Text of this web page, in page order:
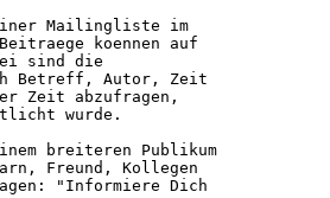
Mailingliste im
koennen auf
sind die
Betreff, Autor, Zeit
Zeit abzufragen,
wurde.
breiteren Publikum
Freund, Kollegen
"Informiere Dich